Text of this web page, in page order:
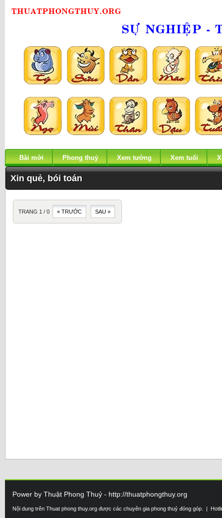
Bài mới Phong thuỷ Xem tướng Xem tuổi
Xin quẻ, bói toán
TRANG 1 / 0 « TRƯỚC SAU »
Power by Thuật Phong Thuỷ - http://thuatphongthuy.org
Nội dung trên Thuat phong thuy.org được các chuyên gia phong thuỷ đóng góp. |